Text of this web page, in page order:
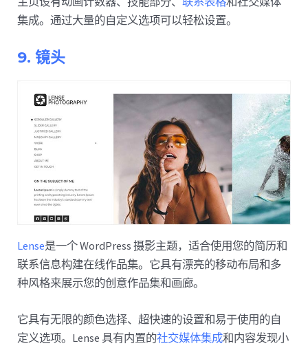
集成。通过大量的自定义选项可以轻松设置。
9. 镜头
Lense是一个 WordPress 摄影主题，适合使用您的简历和
联系信息构建在线作品集。它具有漂亮的移动布局和多
种风格来展示您的创意作品集和画廊。
它具有无限的颜色选择、超快速的设置和易于使用的自
定义选项。Lense 具有内置的社交媒体集成和内容发现小